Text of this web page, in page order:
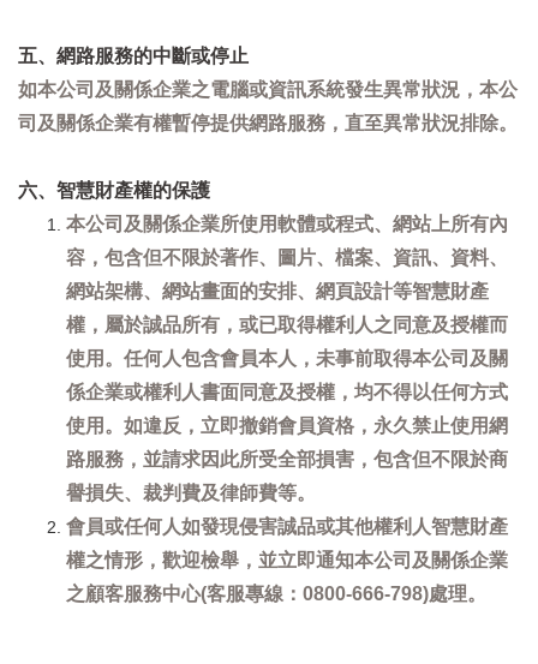
五、網路服務的中斷或停止
如本公司及關係企業之電腦或資訊系統發生異常狀況，本公
司及關係企業有權暫停提供網路服務，直至異常狀況排除。
六、智慧財產權的保護
本公司及關係企業所使用軟體或程式、網站上所有內
容，包含但不限於著作、圖片、檔案、資訊、資料、
網站架構、網站畫面的安排、網頁設計等智慧財產
權，屬於誠品所有，或已取得權利人之同意及授權而
使用。任何人包含會員本人，未事前取得本公司及關
係企業或權利人書面同意及授權，均不得以任何方式
使用。如違反，立即撤銷會員資格，永久禁止使用網
路服務，並請求因此所受全部損害，包含但不限於商
譽損失、裁判費及律師費等。
會員或任何人如發現侵害誠品或其他權利人智慧財產
權之情形，歡迎檢舉，並立即通知本公司及關係企業
之顧客服務中心(客服專線：0800-666-798)處理。